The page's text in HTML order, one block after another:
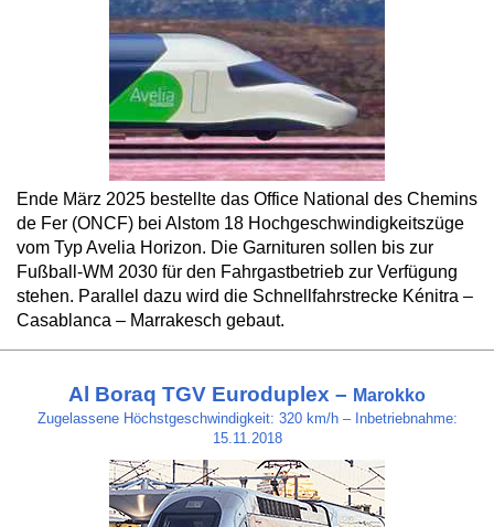
Ende März 2025 bestellte das Office National des Chemins
de Fer (ONCF) bei Alstom 18 Hochgeschwindigkeitszüge
vom Typ Avelia Horizon. Die Garnituren sollen bis zur
Fußball-WM 2030 für den Fahrgastbetrieb zur Verfügung
stehen. Parallel dazu wird die Schnellfahrstrecke Kénitra –
Casablanca – Marrakesch gebaut.
Al Boraq TGV Euroduplex – Marokko
Zugelassene Höchstgeschwindigkeit: 320 km/h – Inbetriebnahme:
15.11.2018